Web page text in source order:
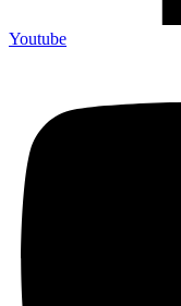
Youtube